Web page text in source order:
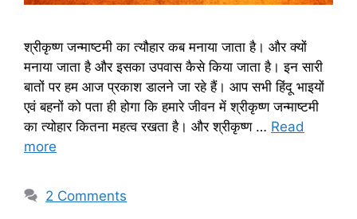
श्रीकृष्ण जन्माष्टमी का त्यौहार कब मनाया जाता है। और क्यों
मनाया जाता है और इसका उपवास कैसे किया जाता है। इन सारी
बातों पर हम आज प्रकाश डालने जा रहे हैं। आप सभी हिंदू भाइयों
एवं बहनों को पता ही होगा कि हमारे जीवन में श्रीकृष्ण जन्माष्टमी
का त्योहार कितना महत्व रखता है। और श्रीकृष्ण … Read
more
2 Comments